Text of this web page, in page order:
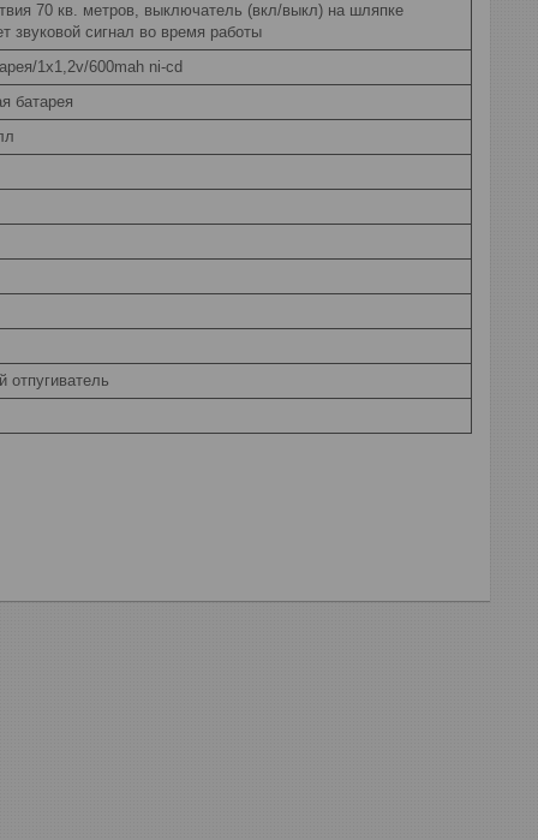
70 кв. метров, выключатель (вкл/выкл) на шляпке
звуковой сигнал во время работы
1х1,2v/600mah ni-cd
батарея
отпугиватель